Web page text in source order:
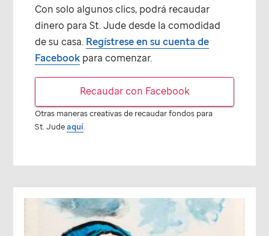
Con solo algunos clics, podrá recaudar
dinero paraSt. Judedesde la comodidad
de su casa. Regístrese en su cuenta de
Facebook para comenzar.
Recaudar con Facebook
Otras maneras creativas de recaudar fondos para
St. Judeaquí.